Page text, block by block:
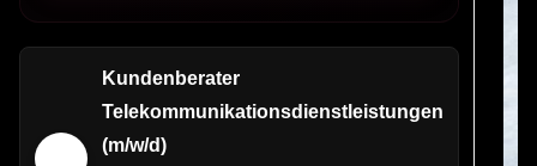
Kundenberater
Telekommunikationsdienstleistungen
(m/w/d)